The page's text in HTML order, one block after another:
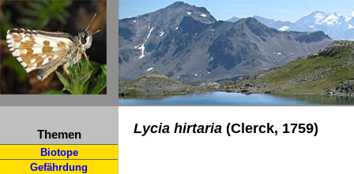
Themen
Biotope
Gefährdung
Lycia hirtaria (Clerck, 1759)